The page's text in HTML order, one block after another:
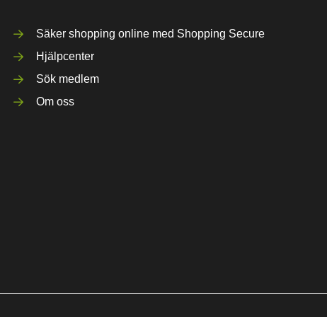
Säker shopping online med Shopping Secure
Hjälpcenter
Sök medlem
Om oss